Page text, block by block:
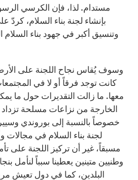
مستدام. لذا، فإن الكرسي
بإنشاء لجنة بناء السلام، كردّ
وتنسيق أكبر في جهود بناء السلام
وسوف يُقاس نجاح اللجنة على
كانت توجد فرقاً أو لا في
معها. ما زالت التقديرات حول ما
الخارجة من نزاعات مسلحة
خصوصاً بالنسبة إلى بوروندي
لجنة بناء السلام في
مسبقاً، غير أن تركيز اللجنة على
وطنيين متينين يعطينا سبباً لنأمل
البلدين، كما في دول تعيش